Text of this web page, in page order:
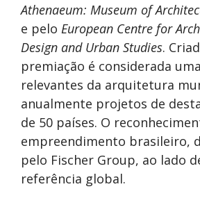
Athenaeum: Museum of
e pelo European Centre for
Design and Urban Studies.
premiação é considerada
relevantes da arquitetura
anualmente projetos de
de 50 países. O
empreendimento brasileiro,
pelo Fischer Group, ao lado
referência global.